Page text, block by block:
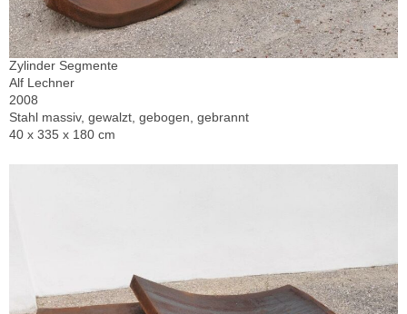
Zylinder Segmente
Alf Lechner
2008
Stahl massiv, gewalzt, gebogen, gebrannt
40 x 335 x 180 cm